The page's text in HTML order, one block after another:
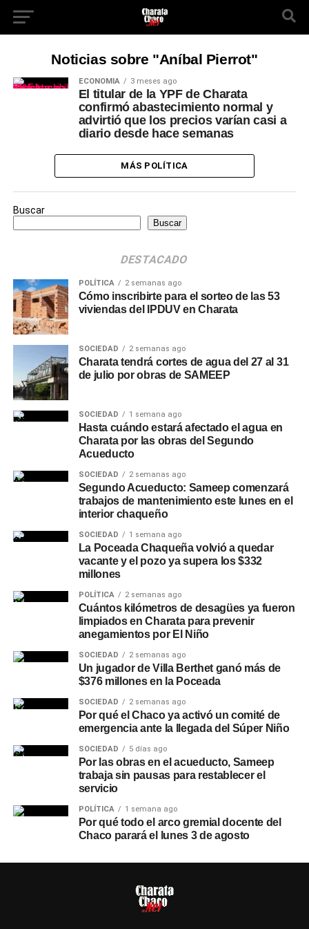
Noticias sobre "Aníbal Pierrot"
ECONOMÍA 3 meses ago
El titular de la YPF de Charata
confirmó abastecimiento normal y
advirtió que los precios varían casi a
diario desde hace semanas
MÁS POLÍTICA
Buscar
Buscar
DESTACADO
POLÍTICA 2 semanas ago
Cómo inscribirte para el sorteo de las 53
viviendas del IPDUV en Charata
SOCIEDAD 2 semanas ago
Charata tendrá cortes de agua del 27 al 31
de julio por obras de SAMEEP
SOCIEDAD 1 semana ago
Hasta cuándo estará afectado el agua en
Charata por las obras del Segundo
Acueducto
SOCIEDAD 2 semanas ago
Segundo Acueducto: Sameep comenzará
trabajos de mantenimiento este lunes en el
interior chaqueño
SOCIEDAD 1 semana ago
La Poceada Chaqueña volvió a quedar
vacante y el pozo ya supera los $332
millones
POLÍTICA 2 semanas ago
Cuántos kilómetros de desagües ya fueron
limpiados en Charata para prevenir
anegamientos por El Niño
SOCIEDAD 2 semanas ago
Un jugador de Villa Berthet ganó más de
$376 millones en la Poceada
SOCIEDAD 2 semanas ago
Por qué el Chaco ya activó un comité de
emergencia ante la llegada del Súper Niño
SOCIEDAD 5 días ago
Por las obras en el acueducto, Sameep
trabaja sin pausas para restablecer el
servicio
POLÍTICA 1 semana ago
Por qué todo el arco gremial docente del
Chaco parará el lunes 3 de agosto